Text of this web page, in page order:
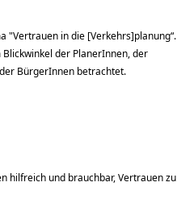
"Vertrauen in die [Verkehrs]planung“.
der PlanerInnen, der
BürgerInnen betrachtet.
hilfreich und brauchbar, Vertrauen zu